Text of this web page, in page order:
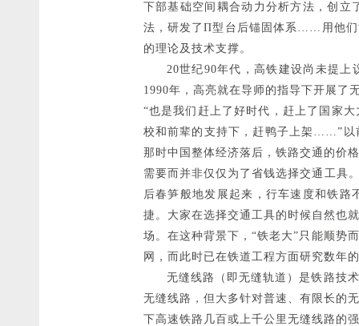
下部基础空间耦合动力分析方法，创立
法，研发了Π型台后锚固体系……用他们
的理论及技术支撑。
20世纪90年代，高铁建设尚未提上
1990年，高亮就在导师的指导下开展了
“也是我们赶上了好时代，赶上了国家
校和前辈的支持下，赶鸭子上架……”以
那时中国整体经济落后，铁路交通的价
需要而并非仅仅为了省钱选择交通工具
后春笋般地发展起来，行车速度和铁
捷。大家在选择交通工具的时候自然也
场。在这种背景下，“铁老大”只能顺势
网，而此时已在铁道工程方面研究数年
无缝线路（即无缝轨道）是铁路技术
无缝线路，但大多针对普速、有限长的
下高速铁路几百或上千公里无缝线路的